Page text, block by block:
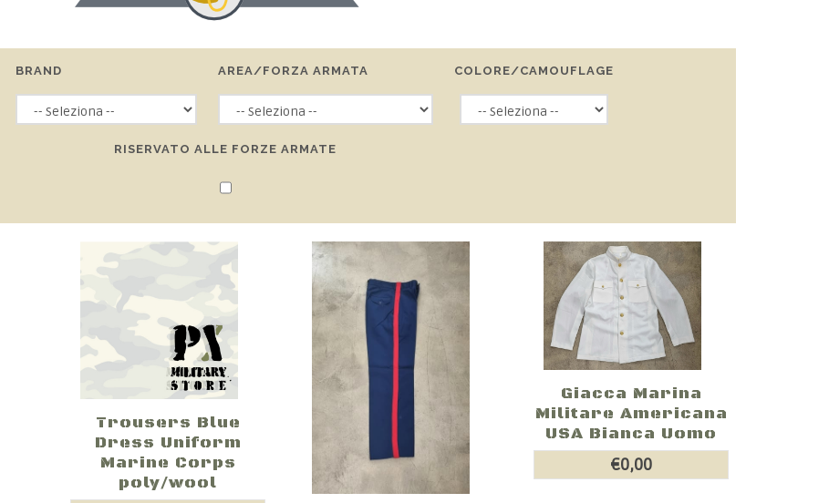
BRAND AREA/FORZA ARMATA COLORE/CAMOUFLAGE
RISERVATO ALLE FORZE ARMATE
Trousers Blue
Dress Uniform
Marine Corps
poly/wool
Giacca Marina
Militare Americana
USA Bianca Uomo
€0,00